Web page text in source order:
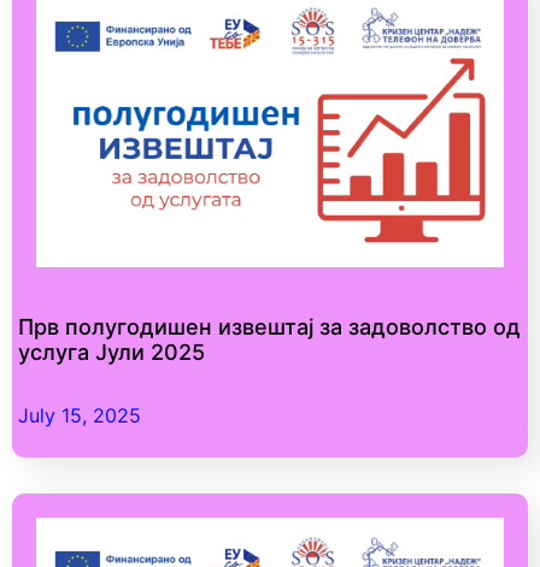
Прв полугодишен извештај за задоволство од
услуга Јули 2025
July 15, 2025